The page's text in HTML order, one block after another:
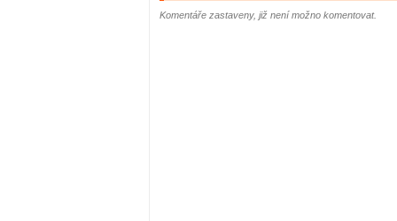
Komentáře zastaveny, již není možno komentovat.